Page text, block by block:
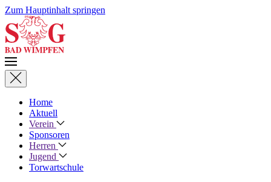
Zum Hauptinhalt springen
Home
Aktuell
Verein
Sponsoren
Herren
Jugend
Torwartschule